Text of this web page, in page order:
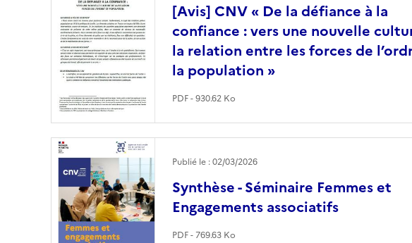
[Avis] CNV « De la défiance à la
confiance : vers une nouvelle
la relation entre les forces de
la population »
PDF - 930.62 Ko
Synthèse - Séminaire Femmes et
Engagements associatifs
Publié le : 02/03/2026
PDF - 769.63 Ko
Image